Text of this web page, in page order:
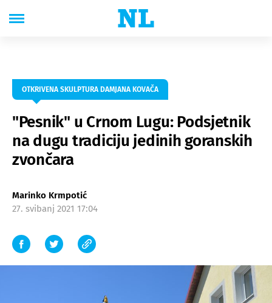
OTKRIVENA SKULPTURA DAMJANA KOVAČA
"Pesnik" u Crnom Lugu: Podsjetnik
na dugu tradiciju jedinih goranskih
zvončara
Marinko Krmpotić
27. svibanj 2021 17:04